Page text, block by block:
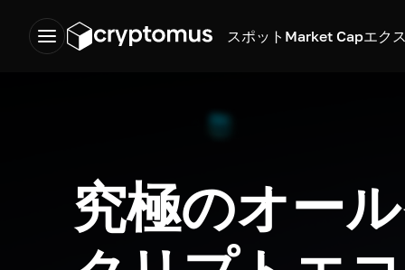
スポット Market Capエク
究極のオー